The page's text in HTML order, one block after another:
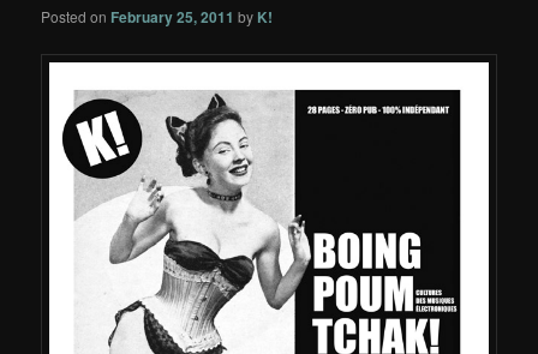
Posted on February 25, 2011 by K!